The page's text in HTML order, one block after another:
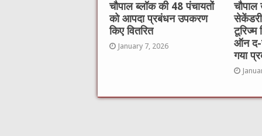
चौपाल ब्लॉक की 48 पंचायतों
को आपदा प्रबंधन उपकरण
किए वितरित
January 7, 2026
चौपाल
टूरिज्म
ऑन द-
गया